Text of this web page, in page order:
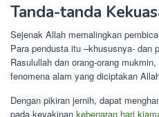
Tanda-tanda
Sejenak Allah memalingkan
Para pendusta itu –khususnya- dan
Rasulullah dan orang-orang
fenomena alam yang diciptakan
Dengan pikiran jernih, dapat
pada keyakinan kebenaran hari